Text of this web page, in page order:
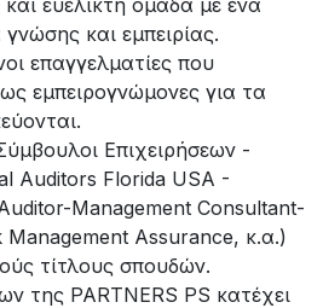
και εμπειρίας.
επαγγελματίες που
εμπειρογνώμονες για τα
Επιχειρήσεων -
Auditors Florida USA -
Management Consultant-
Management Assurance, κ.α.)
τίτλους σπουδών.
της PARTNERS PS κατέχει